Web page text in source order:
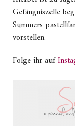
Gefängniszelle
Summers
vorstellen.
Folge ihr auf